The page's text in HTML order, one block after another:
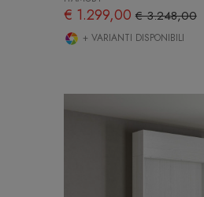
€ 1.299,00€ 3.248,00
+ VARIANTI DISPONIBILI